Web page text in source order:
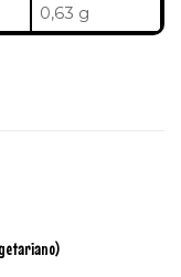
0,63 g